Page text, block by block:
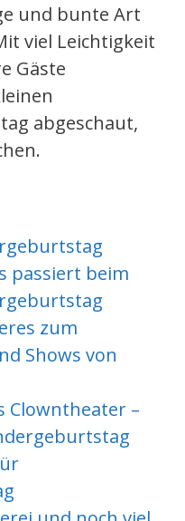
und bunte Art
viel Leichtigkeit
Gäste
abgeschaut,
passiert beim
zum
Shows von
Clowntheater –